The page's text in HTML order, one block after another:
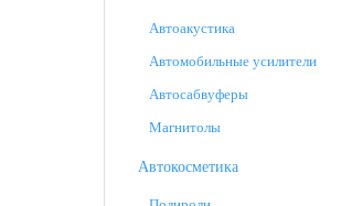
Автоакустика
Автомобильные усилители
Автосабвуферы
Магнитолы
Автокосметика